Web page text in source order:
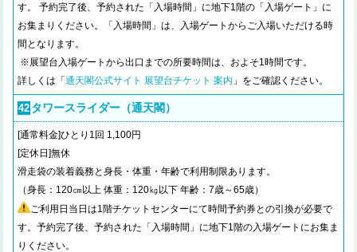
す。 予約完了後、予約された「入場時間」に地下1階の「入場ゲート」に
お集まりください。「入場時間」は、入場ゲートからご入場いただける時
間となります。
※展望台入場ゲートから出口までの所要時間は、およそ1時間です。
詳しくは「通天閣公式サイト 展望台チケット 案内 」をご確認ください。
42 タワースライダー（通天閣）
[通常料金]ひとり1回 1,100円
[定休日]無休
滑走袋の装着義務と身長・体重・年齢で利用制限あります。
（身長：120㎝以上 体重：120㎏以下 年齢：7歳～65歳）
ご利用日当日は1階チケットセンターにて時間予約券との引換が必要で
す。予約完了後、予約された「入場時間」に地下1階の入場ゲートにお集ま
りください。